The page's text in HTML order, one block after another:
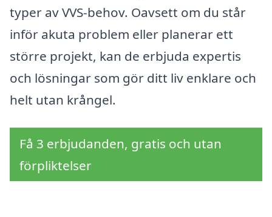
typer av VVS-behov. Oavsett om du står
inför akuta problem eller planerar ett
större projekt, kan de erbjuda expertis
och lösningar som gör ditt liv enklare och
helt utan krångel.
Få 3 erbjudanden, gratis och utan
förpliktelser